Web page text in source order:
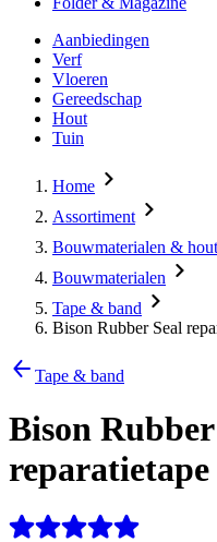
Aanbiedingen
Verf
Vloeren
Gereedschap
Hout
Tuin
Home
Assortiment
Bouwmaterialen & hout
Bouwmaterialen
Tape & band
Bison Rubber Seal
Tape & band
Bison